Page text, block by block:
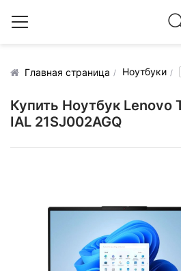
Главная страница Ноутбуки
Купить Ноутбук Lenovo
IAL 21SJ002AGQ